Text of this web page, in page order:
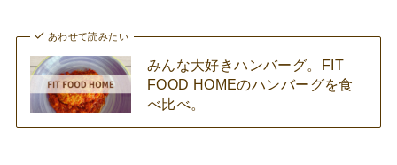
あわせて読みたい
みんな大好きハンバーグ。FIT
FOOD HOMEのハンバーグを食
べ比べ。